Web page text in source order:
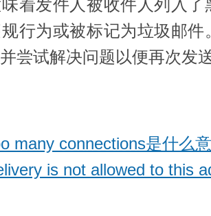
着发件人被收件人列入
行为或被标记为垃圾邮
尝试解决问题以便再次发
many connections是什么
is not allowed to this